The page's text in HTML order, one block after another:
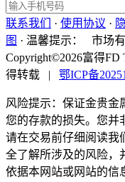
联系我们
· 使用协议 ·
图 · 温馨提示：
市场
Copyright©2026富得
得转载
| 鄂ICP备
风险提示：保证金贵金
您的存款的损失。您并
请在交易前仔细阅读我
全了解所涉及的风险，
依据本网站或网站的信